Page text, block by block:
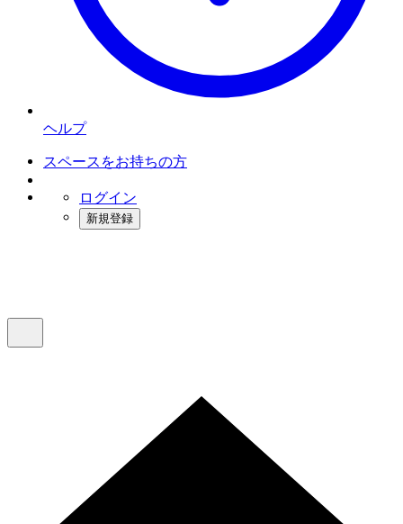
ヘルプ
スペースをお持ちの方
ログイン
新規登録